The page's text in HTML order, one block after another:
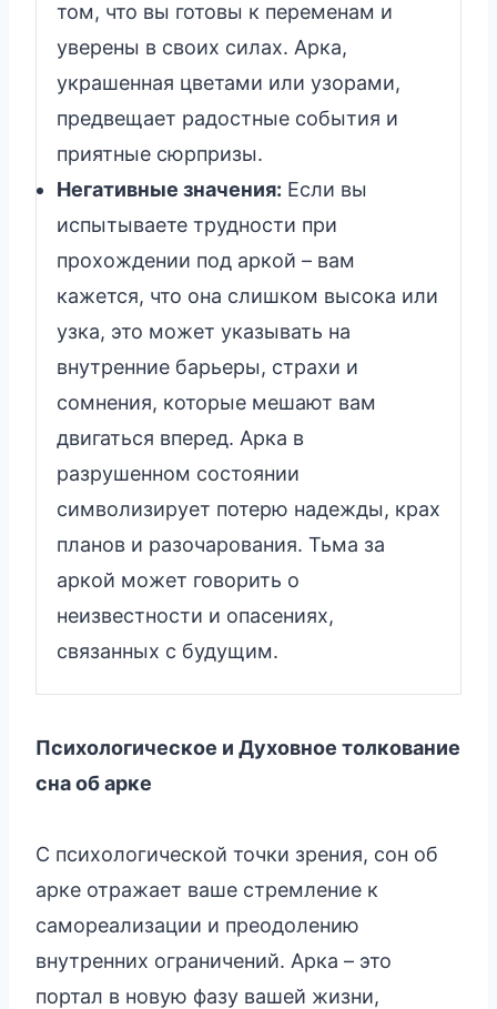
том, что вы готовы к переменам и
уверены в своих силах. Арка,
украшенная цветами или узорами,
предвещает радостные события и
приятные сюрпризы.
Негативные значения: Если вы
испытываете трудности при
прохождении под аркой – вам
кажется, что она слишком высока или
узка, это может указывать на
внутренние барьеры, страхи и
сомнения, которые мешают вам
двигаться вперед. Арка в
разрушенном состоянии
символизирует потерю надежды, крах
планов и разочарования. Тьма за
аркой может говорить о
неизвестности и опасениях,
связанных с будущим.
Психологическое и Духовное толкование
сна об арке
С психологической точки зрения, сон об
арке отражает ваше стремление к
самореализации и преодолению
внутренних ограничений. Арка – это
портал в новую фазу вашей жизни,